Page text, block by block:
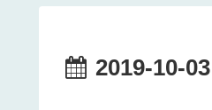
2019-10-03